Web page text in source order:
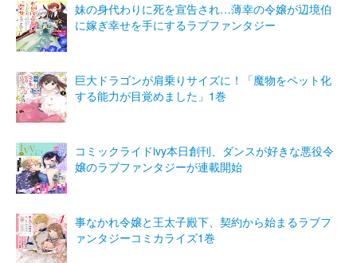
妹の身代わりに死を宣告され…薄幸の令嬢が辺境伯
に嫁ぎ幸せを手にするラブファンタジー
巨大ドラゴンが肩乗りサイズに！「魔物をペット化
する能力が目覚めました」1巻
コミックライドivy本日創刊、ダンスが好きな悪役令
嬢のラブファンタジーが連載開始
事なかれ令嬢と王太子殿下、契約から始まるラブフ
ァンタジーコミカライズ1巻